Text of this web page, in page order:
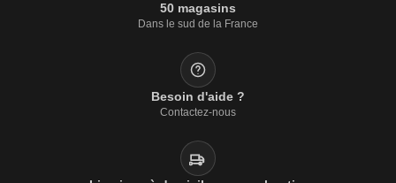
50 magasins
Dans le sud de la France
Besoin d'aide ?
Contactez-nous